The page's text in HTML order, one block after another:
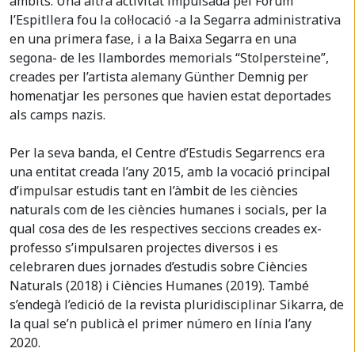
l’Espitllera fou la col·locació -a la Segarra administrativa
en una primera fase, i a la Baixa Segarra en una
segona- de les llambordes memorials “Stolpersteine”,
creades per l’artista alemany Günther Demnig per
homenatjar les persones que havien estat deportades
als camps nazis.
Per la seva banda, el Centre d’Estudis Segarrencs era
una entitat creada l’any 2015, amb la vocació principal
d’impulsar estudis tant en l’àmbit de les ciències
naturals com de les ciències humanes i socials, per la
qual cosa des de les respectives seccions creades ex-
professo s’impulsaren projectes diversos i es
celebraren dues jornades d’estudis sobre Ciències
Naturals (2018) i Ciències Humanes (2019). També
s’endegà l’edició de la revista pluridisciplinar Sikarra, de
la qual se’n publicà el primer número en línia l’any
2020.